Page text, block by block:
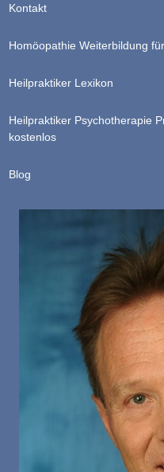
Kontakt
Homöopathie Weiterbildung
Heilpraktiker Lexikon
Heilpraktiker Psychotherapie
kostenlos
Blog